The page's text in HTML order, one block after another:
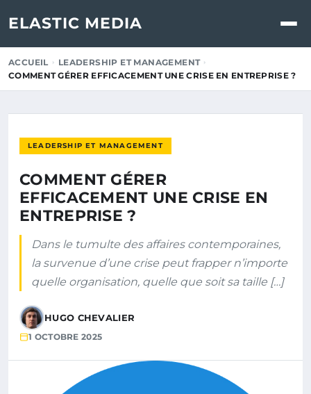
ELASTIC MEDIA
ACCUEIL
LEADERSHIP ET MANAGEMENT
COMMENT GÉRER EFFICACEMENT UNE CRISE EN ENTREPRISE ?
LEADERSHIP ET MANAGEMENT
COMMENT GÉRER
EFFICACEMENT UNE CRISE EN
ENTREPRISE ?
Dans le tumulte des affaires contemporaines,
la survenue d’une crise peut frapper n’importe
quelle organisation, quelle que soit sa taille […]
HUGO CHEVALIER
1 OCTOBRE 2025